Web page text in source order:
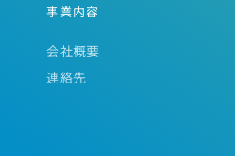
事業内容
会社概要
連絡先